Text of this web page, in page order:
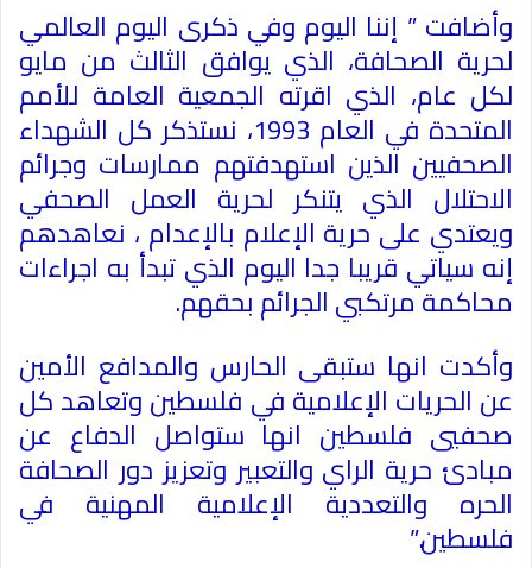
وأضافت ” إننا اليوم وفي ذكرى اليوم العالمي
لحرية الصحافة، الذي يوافق الثالث من مايو
لكل عام، الذي اقرته الجمعية العامة للأمم
المتحدة في العام 1993، نستذكر كل الشهداء
الصحفيين الذين استهدفتهم ممارسات وجرائم
الاحتلال الذي يتنكر لحرية العمل الصحفي
ويعتدي على حرية الإعلام بالإعدام ، نعاهدهم
إنه سياتي قريبا جدا اليوم الذي تبدأ به اجراءات
محاكمة مرتكبي الجرائم بحقهم.
وأكدت انها ستبقى الحارس والمدافع الأمين
عن الحريات الإعلامية في فلسطين وتعاهد كل
صحفيي فلسطين انها ستواصل الدفاع عن
مبادئ حرية الراي والتعبير وتعزيز دور الصحافة
الحره والتعددية الإعلامية المهنية في
فلسطين”.